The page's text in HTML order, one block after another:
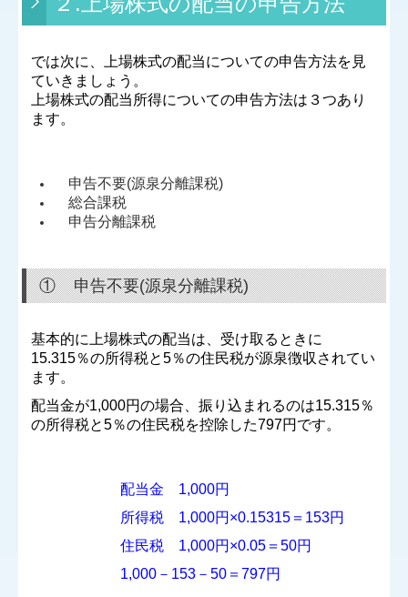
では次に、上場株式の配当についての申告方法を見
ていきましょう。
上場株式の配当所得についての申告方法は ３つあり
ます。
申告不要(源泉分離課税)
総合課税
申告分離課税
① 申告不要(源泉分離課税)
基本的に上場株式の配当は、受け取るときに
15.315％の所得税と5％の住民税が源泉徴収されてい
ます。
配当金が1,000円の場合、振り込まれるのは15.315％
の所得税と5％の住民税を控除した797円です。
配当金 1,000円
所得税 1,000円 ×0.15315 ＝ 153円
住民税 1,000円 ×0.05 ＝50円
1,000 － 153 －50 ＝797円